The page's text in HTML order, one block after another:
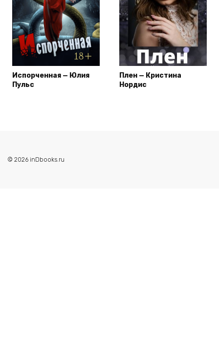
Испорченная — Юлия
Пульс
Плен — Кристина
Нордис
© 2026 inDbooks.ru